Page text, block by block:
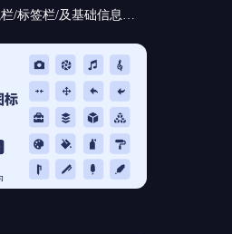
UI界面基础导航栏/标签栏/及基础信息和基础弹窗组件规范分享